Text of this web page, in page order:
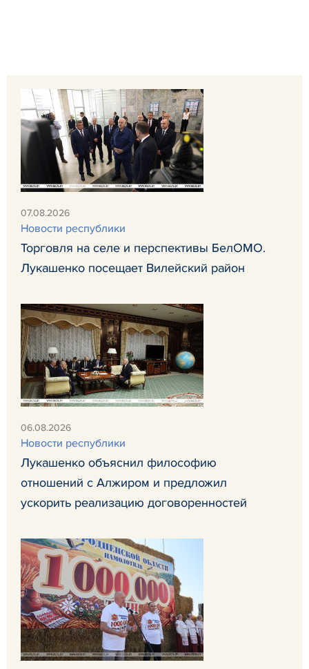
07.08.2026
Новости республики
Торговля на селе и перспективы БелОМО.
Лукашенко посещает Вилейский район
06.08.2026
Новости республики
Лукашенко объяснил философию
отношений с Алжиром и предложил
ускорить реализацию договоренностей